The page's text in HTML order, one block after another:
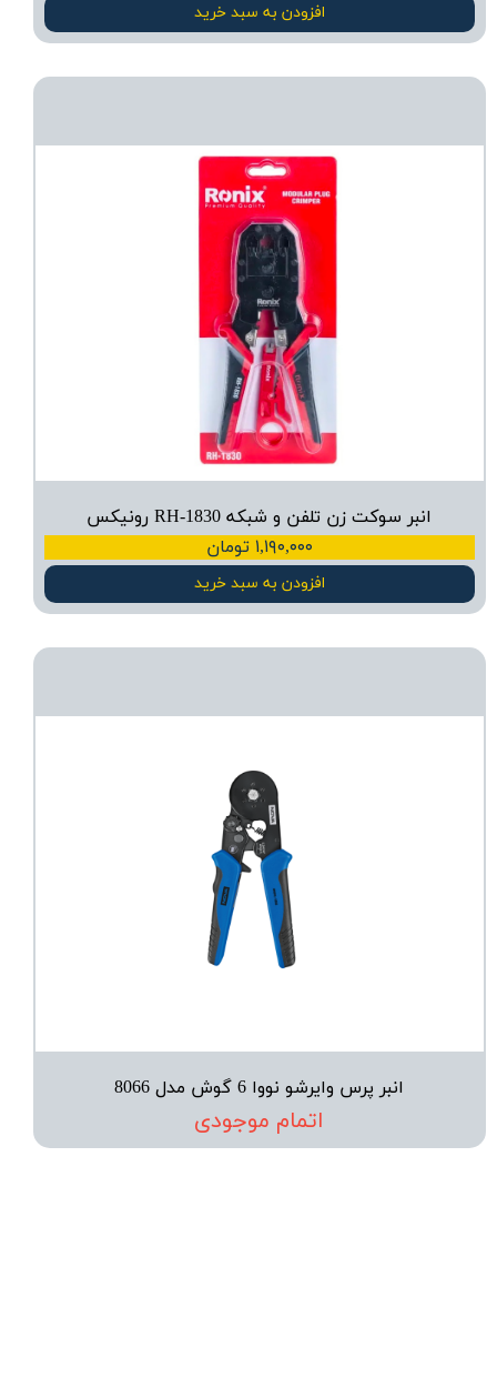
افزودن به سبد خرید
انبر سوکت زن تلفن و شبکه RH-1830 رونیکس
۱,۱۹۰,۰۰۰ تومان
افزودن به سبد خرید
انبر پرس وایرشو نووا 6 گوش مدل 8066
اتمام موجودی